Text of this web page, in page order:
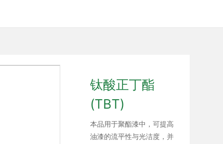
钛酸正丁酯
(TBT)
本品用于聚酯漆中，可提高
油漆的流平性与光洁度，并